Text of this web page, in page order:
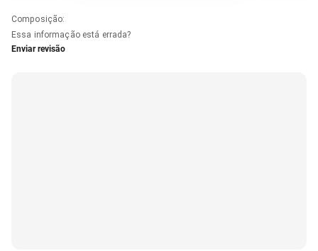
Composição:
Essa informação está errada?
Enviar revisão